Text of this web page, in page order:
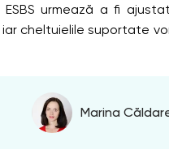
ESBS urmează a fi
cheltuielile suportate
Marina